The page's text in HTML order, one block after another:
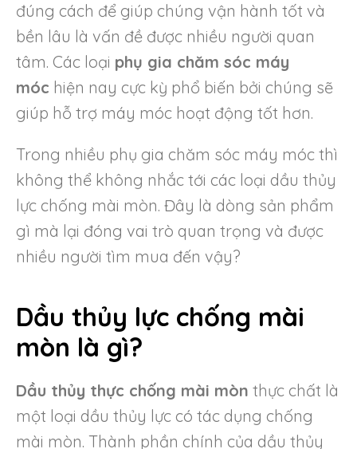
đúng cách để giúp chúng vận hành tốt và
bền lâu là vấn đề được nhiều người quan
tâm. Các loại phụ gia chăm sóc máy
móc hiện nay cực kỳ phổ biến bởi chúng sẽ
giúp hỗ trợ máy móc hoạt động tốt hơn.
Trong nhiều phụ gia chăm sóc máy móc thì
không thể không nhắc tới các loại dầu thủy
lực chống mài mòn. Đây là dòng sản phẩm
gì mà lại đóng vai trò quan trọng và được
nhiều người tìm mua đến vậy?
Dầu thủy lực chống mài
mòn là gì?
Dầu thủy thực chống mài mòn thực chất là
một loại dầu thủy lực có tác dụng chống
mài mòn. Thành phần chính của dầu thủy